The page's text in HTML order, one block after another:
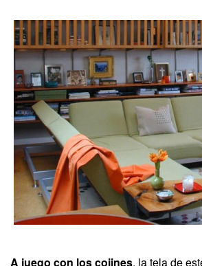
A juego con los cojines, la tela de